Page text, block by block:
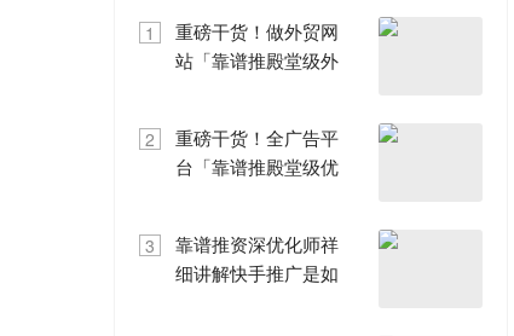
1
重磅干货！做外贸网
站「靠谱推殿堂级外
2
重磅干货！全广告平
台「靠谱推殿堂级优
3
靠谱推资深优化师祥
细讲解快手推广是如